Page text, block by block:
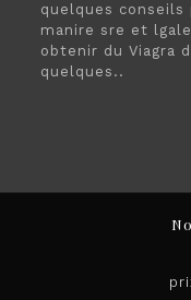
quelques conseils
manire sre et
obtenir du Viagra
quelques..